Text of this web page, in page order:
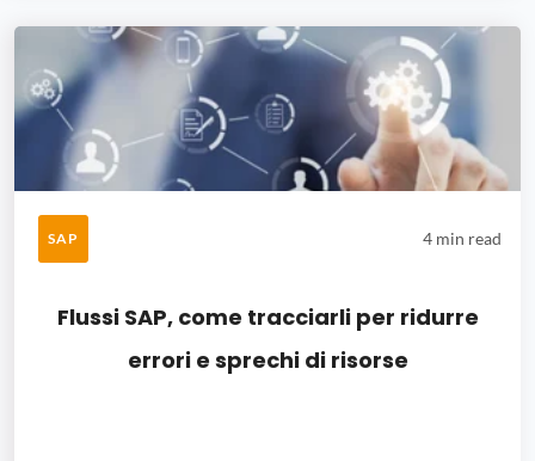
SAP 4 min read
Flussi SAP, come tracciarli per ridurre
errori e sprechi di risorse